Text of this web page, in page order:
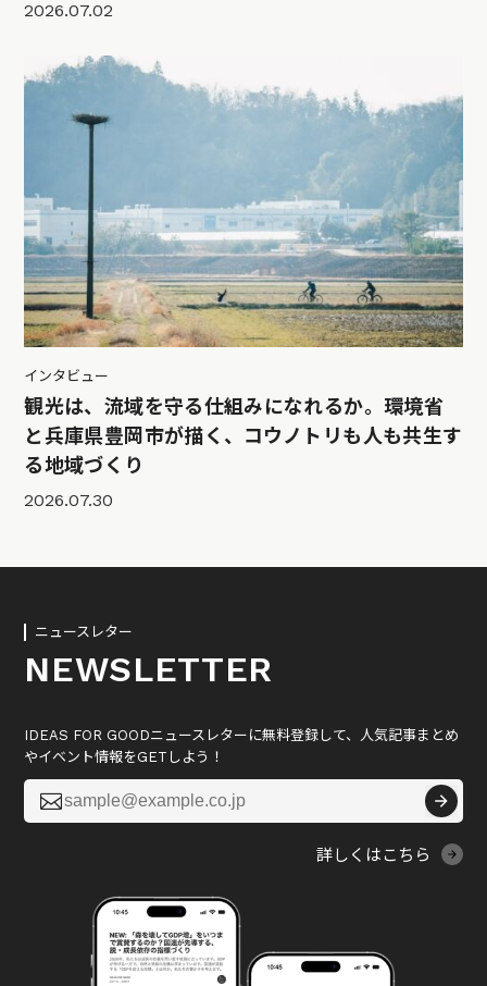
2026.07.02
インタビュー
観光は、流域を守る仕組みになれるか。環境省
と兵庫県豊岡市が描く、コウノトリも人も共生す
る地域づくり
2026.07.30
ニュースレター
NEWSLETTER
IDEAS FOR GOODニュースレターに無料登録して、人気記事まとめ
やイベント情報をGETしよう！

詳しくはこちら